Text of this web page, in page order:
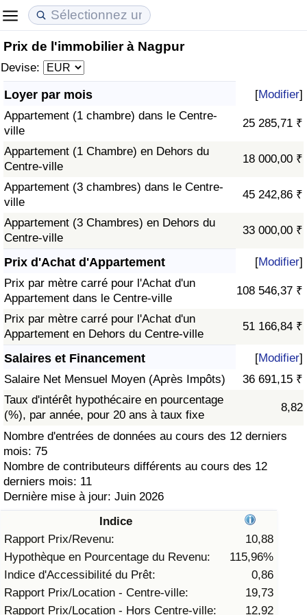
Prix de l'immobilier à Nagpur
Devise:
Loyer par mois [Modifier]
Appartement (1 chambre) dans le Centre-
ville
25 285,71 ₹
Appartement (1 Chambre) en Dehors du
Centre-ville
18 000,00 ₹
Appartement (3 chambres) dans le Centre-
ville
45 242,86 ₹
Appartement (3 Chambres) en Dehors du
Centre-ville
33 000,00 ₹
Prix d'Achat d'Appartement [Modifier]
Prix par mètre carré pour l'Achat d'un
Appartement dans le Centre-ville
108 546,37 ₹
Prix par mètre carré pour l'Achat d'un
Appartement en Dehors du Centre-ville
51 166,84 ₹
Salaires et Financement [Modifier]
Salaire Net Mensuel Moyen (Après Impôts)
36 691,15 ₹
Taux d'intérêt hypothécaire en pourcentage
(%), par année, pour 20 ans à taux fixe
8,82
Nombre d'entrées de données au cours des 12 derniers
mois: 75
Nombre de contributeurs différents au cours des 12
derniers mois: 11
Dernière mise à jour: Juin 2026
Indice
Rapport Prix/Revenu:
10,88
Hypothèque en Pourcentage du Revenu:
115,96%
Indice d'Accessibilité du Prêt:
0,86
Rapport Prix/Location - Centre-ville:
19,73
Rapport Prix/Location - Hors Centre-ville:
12,92
Coût de la vie
Indice du Coût de la Vie (Actuel)
Indice du Coût de la Vie
Indice du coût de la vie par pays
à Akaba
Prix de l'immobilier
Indice des Prix de l'immobilier (Actuel)
Indice des Prix de l'immobilier
Indice des Prix de l'immobilier par Pays
Qualité de Vie
Indice de Qualité de Vie
Indice de Qualité de Vie (Actuel)
Indice de qualité de vie par pays
Criminalité
Indice de Criminalité (Actuel)
Indice de Criminalité
Indice de criminalité par pays
Soins de santé
Indice des soins de santé (Actuel)
Indice des soins de santé
Indice des soins de santé par Pays
Pollution
Indice de Pollution (Actuel)
Indice de pollution
Indice de Pollution par Pays
Trafic